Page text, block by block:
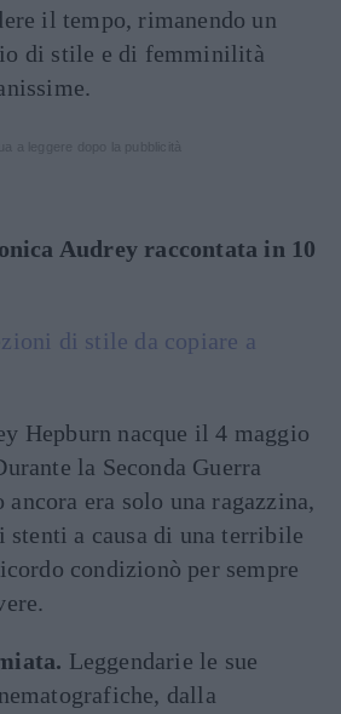
il tempo, rimanendo un
di stile e di femminilità
Audrey raccontata in 10
di stile da copiare a
Hepburn nacque il 4 maggio
la Seconda Guerra
era solo una ragazzina,
a causa di una terribile
condizionò per sempre
Leggendarie le sue
dalla